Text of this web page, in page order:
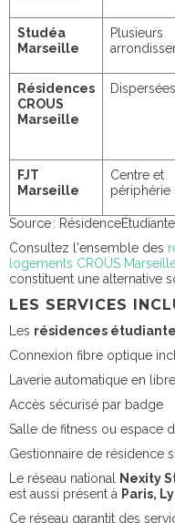
Studéa
Marseille
Plusieurs
Résidences
CROUS
Marseille
Dispersées
FJT
Marseille
Centre et
périphérie
Source :
Consultez l'ensemble des
logements CROUS
constituent une alternative
LES SERVICES
Les résidences
Connexion fibre optique
Laverie automatique en
Accès sécurisé par badge
Salle de fitness ou espace
Gestionnaire de résidence
Le réseau national Nexity
est aussi présent à Paris,
Ce réseau garantit des